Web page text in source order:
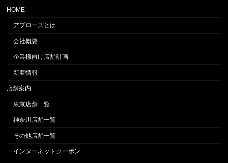
HOME
アプローズとは
会社概要
企業様向け店舗計画
新着情報
店舗案内
東京店舗一覧
神奈川店舗一覧
その他店舗一覧
インターネットクーポン